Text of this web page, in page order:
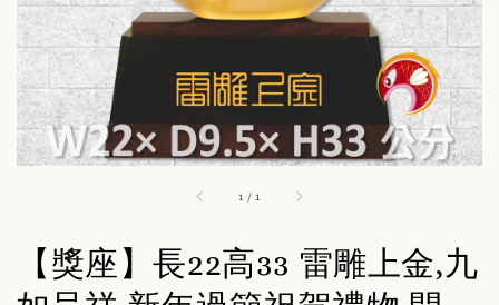
1 /1
【獎座】長22高33 雷雕上金,九